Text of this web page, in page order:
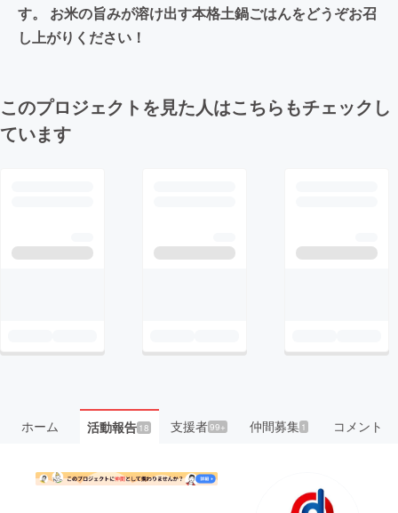
す。 お米の旨みが溶け出す本格土鍋ごはんをどうぞお召
し上がりください！
このプロジェクトを見た人はこちらもチェックし
ています
ホーム 活動報告18 支援者99+ 仲間募集 1 コメント